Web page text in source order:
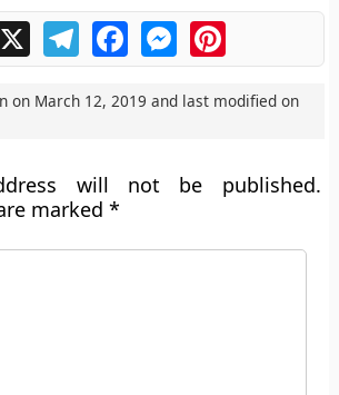
X TelegramFacebookMessengerPinterest
on March 12, 2019 and last modified on
will not be published.
marked*